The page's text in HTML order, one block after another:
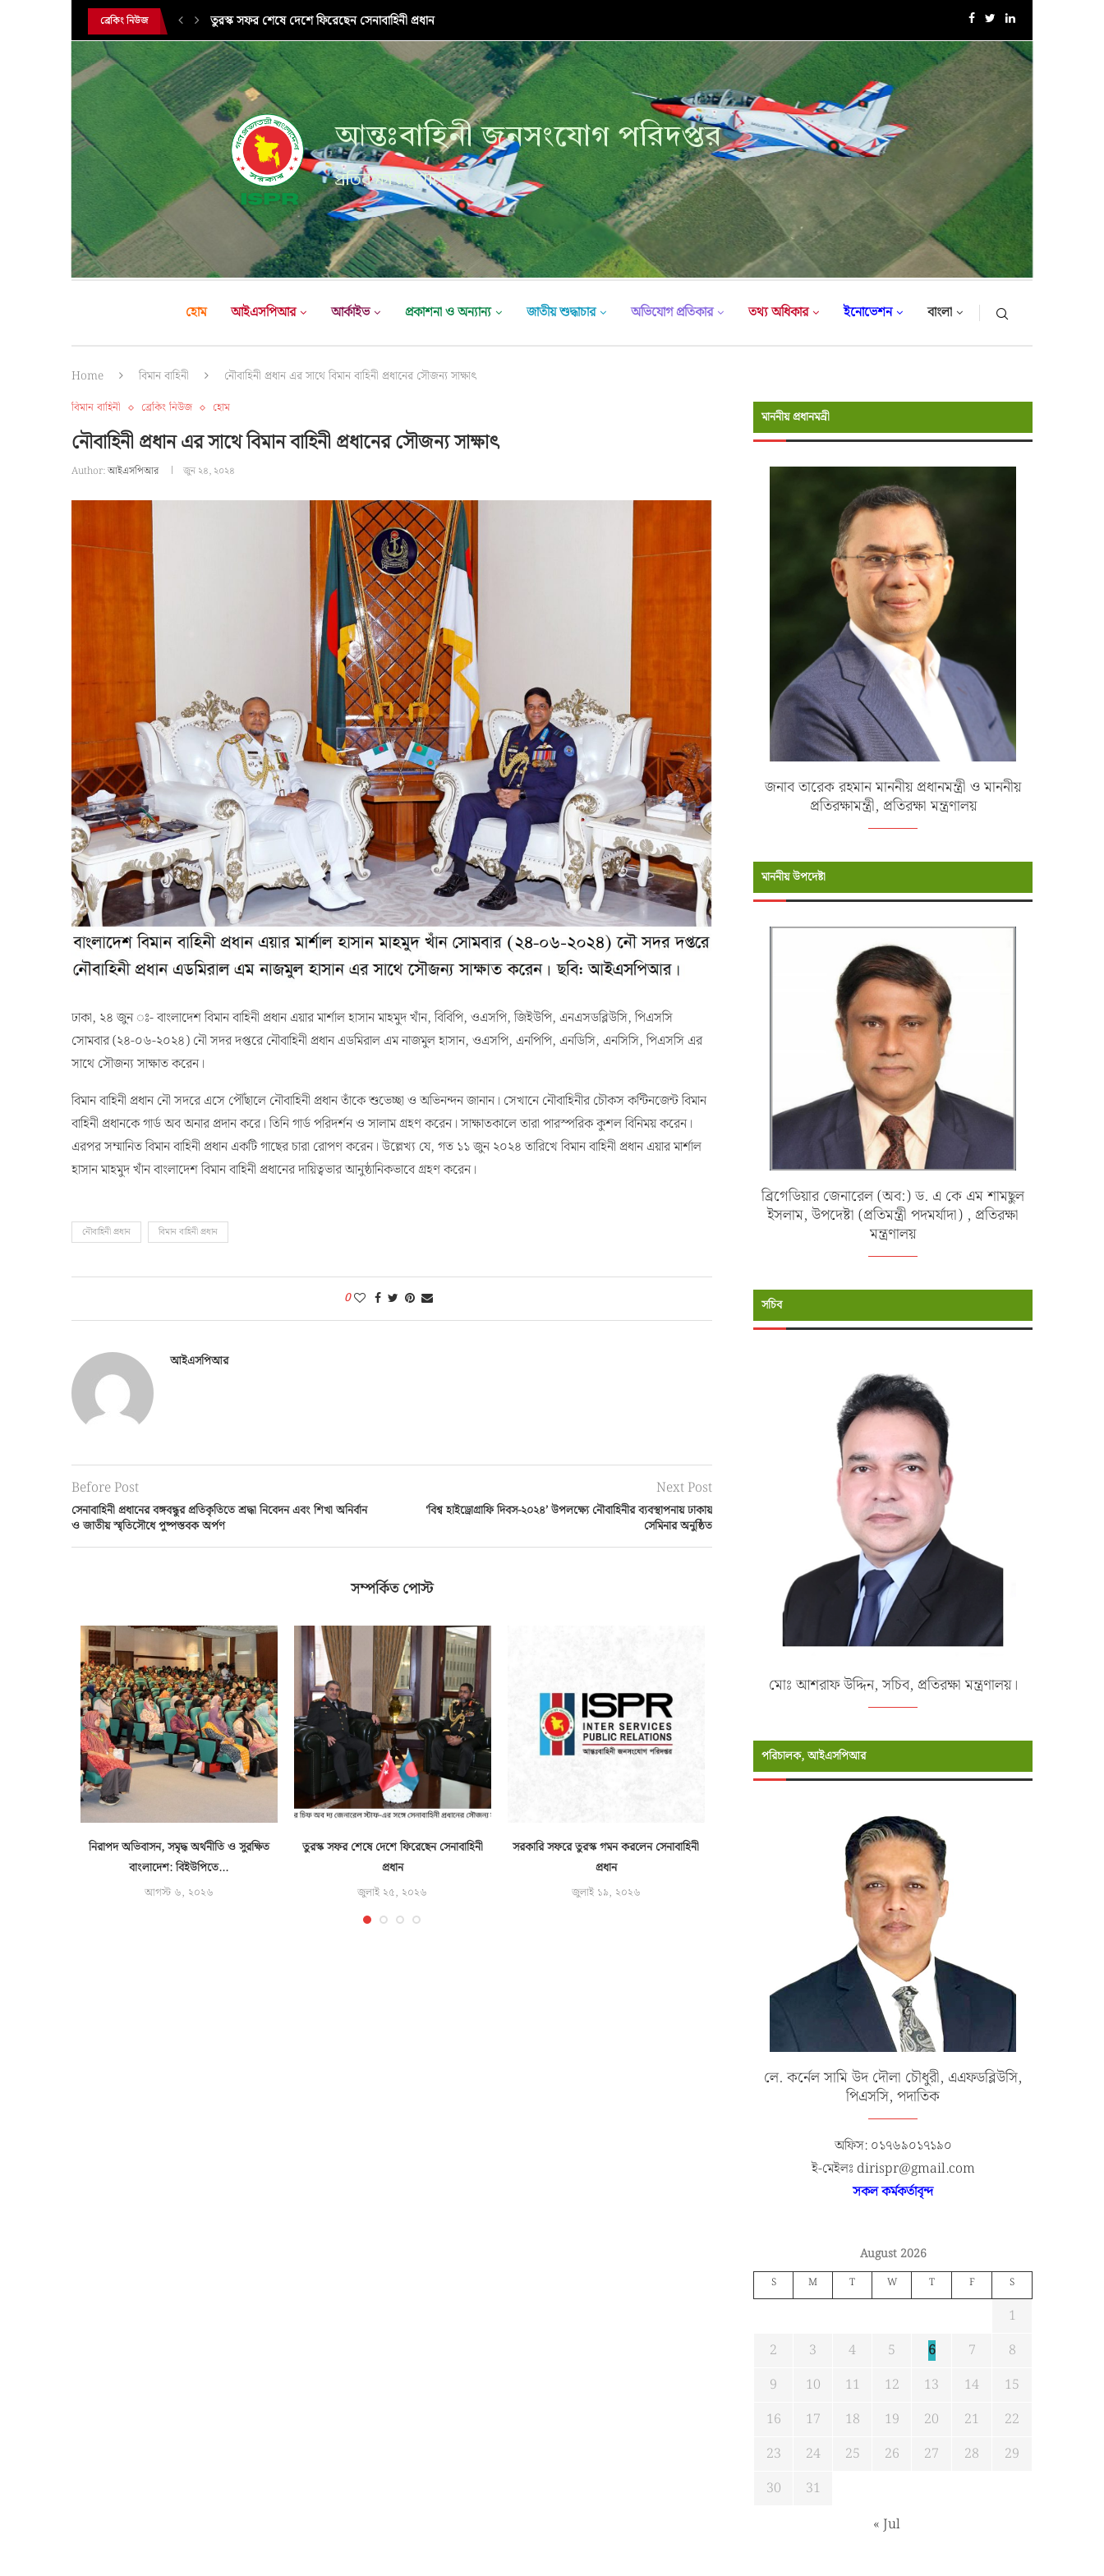
ব্রেকিং নিউজ
সরকারি সফরে তুরস্ক গমন করলেন সেনাবাহিনী প্রধান
এক্সারসাইজ টাইগার লাইটনিং-২০২৬ এর উদ্বোধনী অনুষ্ঠান
আন্তঃবাহিনী জনসংযোগ পরিদপ্তর
প্রতিরক্ষা মন্ত্রণালয়
হোম আইএসপিআর আর্কাইভ প্রকাশনা ও অন্যান্য জাতীয় শুদ্ধাচার অভিযোগ প্রতিকার তথ্য অধিকার ইনোভেশন বাংলা
Home বিমান বাহিনী নৌবাহিনী প্রধান এর সাথে বিমান বাহিনী প্রধানের সৌজন্য সাক্ষাৎ
বিমান বাহিনী ব্রেকিং নিউজ হোম
নৌবাহিনী প্রধান এর সাথে বিমান বাহিনী প্রধানের সৌজন্য সাক্ষাৎ
Author:আইএসপিআর জুন ২৪, ২০২৪
ঢাকা, ২৪ জুন ঃ- বাংলাদেশ বিমান বাহিনী প্রধান এয়ার মার্শাল হাসান মাহমুদ খাঁন, বিবিপি, ওএসপি, জিইউপি, এনএসডব্লিউসি, পিএসসি
সোমবার (২৪-০৬-২০২৪) নৌ সদর দপ্তরে নৌবাহিনী প্রধান এডমিরাল এম নাজমুল হাসান, ওএসপি, এনপিপি, এনডিসি, এনসিসি, পিএসসি এর
সাথে সৌজন্য সাক্ষাত করেন।
বিমান বাহিনী প্রধান নৌ সদরে এসে পৌঁছালে নৌবাহিনী প্রধান তাঁকে শুভেচ্ছা ও অভিনন্দন জানান। সেখানে নৌবাহিনীর চৌকস কন্টিনজেন্ট বিমান
বাহিনী প্রধানকে গার্ড অব অনার প্রদান করে। তিনি গার্ড পরিদর্শন ও সালাম গ্রহণ করেন। সাক্ষাতকালে তারা পারস্পরিক কুশল বিনিময় করেন।
এরপর সম্মানিত বিমান বাহিনী প্রধান একটি গাছের চারা রোপণ করেন। উল্লেখ্য যে, গত ১১ জুন ২০২৪ তারিখে বিমান বাহিনী প্রধান এয়ার মার্শাল
হাসান মাহমুদ খাঁন বাংলাদেশ বিমান বাহিনী প্রধানের দায়িত্বভার আনুষ্ঠানিকভাবে গ্রহণ করেন।
নৌবাহিনী প্রধান বিমান বাহিনী প্রধান
0
আইএসপিআর
Before Post
সেনাবাহিনী প্রধানের বঙ্গবন্ধুর প্রতিকৃতিতে শ্রদ্ধা নিবেদন এবং শিখা অনির্বান
ও জাতীয় স্মৃতিসৌধে পুষ্পস্তবক অর্পণ
Next Post
‘বিশ্ব হাইড্রোগ্রাফি দিবস-২০২৪’ উপলক্ষ্যে নৌবাহিনীর ব্যবস্থাপনায় ঢাকায়
সেমিনার অনুষ্ঠিত
সম্পর্কিত পোস্ট
নিরাপদ অভিবাসন, সমৃদ্ধ অর্থনীতি ও সুরক্ষিত
বাংলাদেশ: বিইউপিতে...
আগস্ট ৬, ২০২৬
তুরস্ক সফর শেষে দেশে ফিরেছেন সেনাবাহিনী
প্রধান
জুলাই ২৫, ২০২৬
সরকারি সফরে তুরস্ক গমন করলেন সেনাবাহিনী
প্রধান
জুলাই ১৯, ২০২৬
এক্সারসাইজ টাইগার লাইটনিং-২০২৬ এর
উদ্বোধনী অনুষ্ঠান
জুলাই ১৯, ২০২৬
১৮-তম নৌবাহিনী প্রধান হিসেবে নিয়োগ
মাননীয় প্রধানমন্রী
জনাব তারেক রহমান মাননীয় প্রধানমন্ত্রী ও মাননীয়
প্রতিরক্ষামন্ত্রী, প্রতিরক্ষা মন্ত্রণালয়
মাননীয় উপদেষ্টা
ব্রিগেডিয়ার জেনারেল (অব:) ড. এ কে এম শামছুল
ইসলাম, উপদেষ্টা (প্রতিমন্ত্রী পদমর্যাদা) , প্রতিরক্ষা
মন্ত্রণালয়
সচিব
মোঃ আশরাফ উদ্দিন, সচিব, প্রতিরক্ষা মন্ত্রণালয়।
পরিচালক, আইএসপিআর
লে. কর্নেল সামি উদ দৌলা চৌধুরী, এএফডব্লিউসি,
পিএসসি, পদাতিক
অফিস: ০১৭৬৯০১৭১৯০
ই-মেইলঃ dirispr@gmail.com
সকল কর্মকর্তাবৃন্দ
August 2026
S M T W T F S
1
2
3 4 5 6 7
8
9
10 11 12 13 14
15
16
17 18 19 20 21
22
23
24 25 26 27 28
29
30
31
« Jul